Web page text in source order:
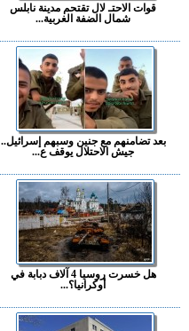
قوات الاحتـ لال تقتحم مدينة نابلس
شمال الضفة الغربية...
بعد تضامنهم مع جنين وسبهم إسرائيل..
جيش الاحتلال يوقف ع...
هل خسرت روسيا 4 آلاف دبابة في
أوكرانيا؟...